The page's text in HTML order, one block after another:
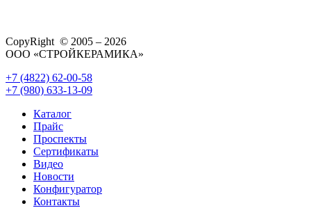
CopyRight © 2005 – 2026
ООО «СТРОЙКЕРАМИКА»
+7 (4822) 62-00-58
+7 (980) 633-13-09
Каталог
Прайс
Проспекты
Сертификаты
Видео
Новости
Конфигуратор
Контакты